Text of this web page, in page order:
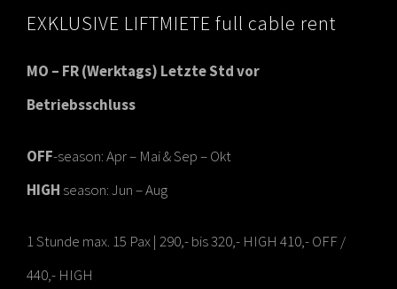
EXKLUSIVE LIFTMIETE full cable rent
MO – FR (Werktags) Letzte Std vor
Betriebsschluss
OFF-season: Apr – Mai & Sep – Okt
HIGH season: Jun – Aug
1 Stunde max. 15 Pax | 290,- bis 320,- HIGH 410,- OFF /
440,- HIGH